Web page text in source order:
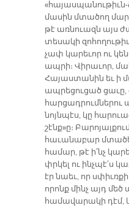
«հայասպանութիւն-
մասին մտածող
թէ առնուազն այս
տեսակի
չափ կարեւոր ու
ապրի։ Վիրաւոր,
Հայաստանին եւ ի
ապրեցուցած ցաւը,
հարցադրումներու
նոյնպէս, կը
շէնք»ը։
հաւանաբար
համար, թէ ի՛նչ
փրկել ու ինչպէ՛ս
էր նաեւ, որ
որոնք մինչ այդ
համավարակի դէմ,